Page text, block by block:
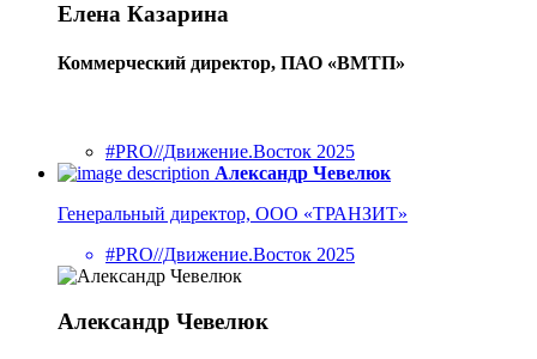
Елена Казарина
Коммерческий директор, ПАО «ВМТП»
#PRO//Движение.Восток 2025
Александр Чевелюк
Генеральный директор, ООО «ТРАНЗИТ»
#PRO//Движение.Восток 2025
Александр Чевелюк